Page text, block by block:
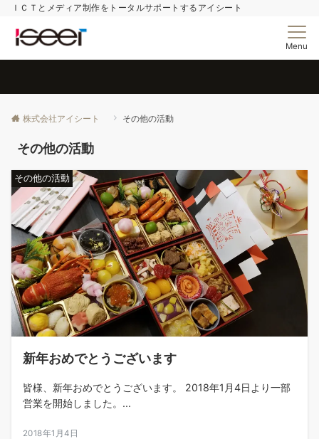
ＩＣＴとメディア制作をトータルサポートするアイシート
Menu
株式会社アイシート その他の活動
その他の活動
その他の活動
新年おめでとうございます
皆様、新年おめでとうございます。 2018年1月4日より一部
営業を開始しました。...
2018年1月4日